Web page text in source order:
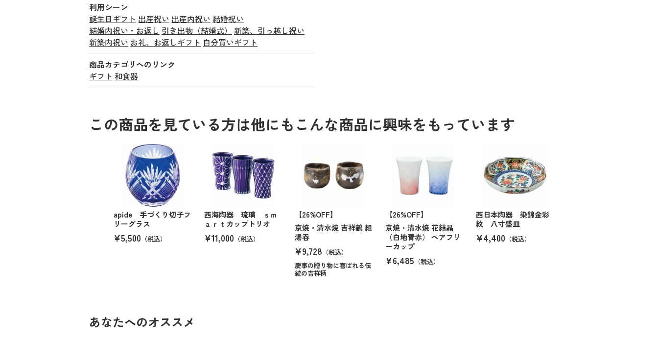
利用シーン
誕生日ギフト 出産祝い 出産内祝い 結婚祝い
結婚内祝い・お返し 引き出物（結婚式）
新築、引っ越し祝い
新築内祝い お礼、お返しギフト 自分買いギフト
商品カテゴリへのリンク
ギフト 和食器
この商品を見ている方は他にもこんな商品に興味をもっています
apide 手づくり切子フ
リーグラス
¥5,500 （税込）
西海陶器 琉璃 ｓｍ
ａｒｔカップトリオ
¥11,000 （税込）
【26%OFF】
京焼・清水焼 吉祥鶴 組
湯呑
¥9,728 （税込）
慶事の贈り物に喜ばれる伝
統の吉祥柄
【26%OFF】
京焼・清水焼 花結晶
（白地青赤） ペアフリ
ーカップ
¥6,485 （税込）
西日本陶器 染錦金彩
紋 八寸盛皿
¥4,400 （税込）
あなたへのオススメ